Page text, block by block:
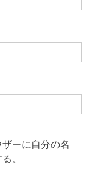
ーに自分の名
。